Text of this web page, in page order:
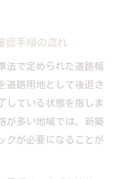
認手順の流れ
法で定められた道路幅
道路用地として後退さ
している状態を指しま
が多い地域では、新築
クが必要になることが